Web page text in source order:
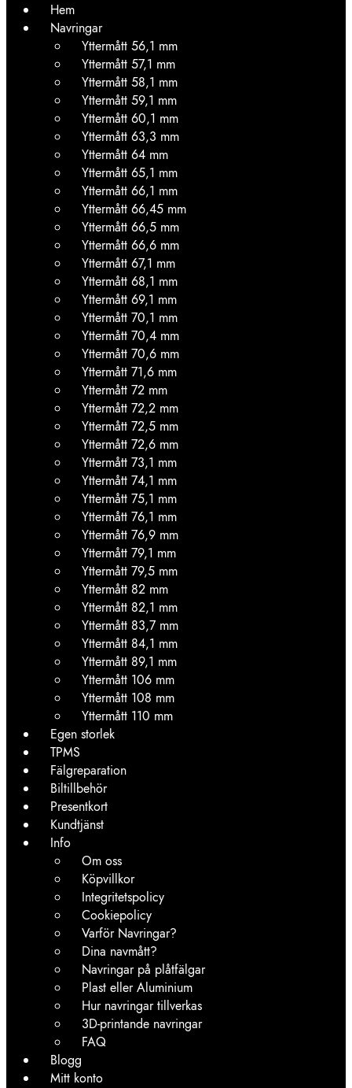
Hem
Navringar
Yttermått 56,1 mm
Yttermått 57,1 mm
Yttermått 58,1 mm
Yttermått 59,1 mm
Yttermått 60,1 mm
Yttermått 63,3 mm
Yttermått 64 mm
Yttermått 65,1 mm
Yttermått 66,1 mm
Yttermått 66,45 mm
Yttermått 66,5 mm
Yttermått 66,6 mm
Yttermått 67,1 mm
Yttermått 68,1 mm
Yttermått 69,1 mm
Yttermått 70,1 mm
Yttermått 70,4 mm
Yttermått 70,6 mm
Yttermått 71,6 mm
Yttermått 72 mm
Yttermått 72,2 mm
Yttermått 72,5 mm
Yttermått 72,6 mm
Yttermått 73,1 mm
Yttermått 74,1 mm
Yttermått 75,1 mm
Yttermått 76,1 mm
Yttermått 76,9 mm
Yttermått 79,1 mm
Yttermått 79,5 mm
Yttermått 82 mm
Yttermått 82,1 mm
Yttermått 83,7 mm
Yttermått 84,1 mm
Yttermått 89,1 mm
Yttermått 106 mm
Yttermått 108 mm
Yttermått 110 mm
Egen storlek
TPMS
Fälgreparation
Biltillbehör
Presentkort
Kundtjänst
Info
Om oss
Köpvillkor
Integritetspolicy
Cookiepolicy
Varför Navringar?
Dina navmått?
Navringar på plåtfälgar
Plast eller Aluminium
Hur navringar tillverkas
3D-printande navringar
FAQ
Blogg
Mitt konto